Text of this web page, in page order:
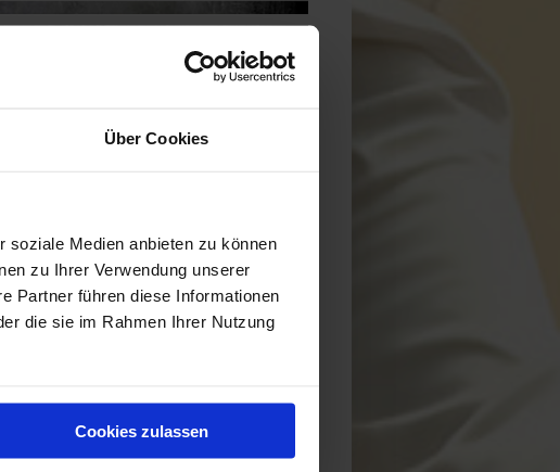
Über Cookies
soziale Medien anbieten zu können
zu Ihrer Verwendung unserer
Partner führen diese Informationen
die sie im Rahmen Ihrer Nutzung
Cookies zulassen